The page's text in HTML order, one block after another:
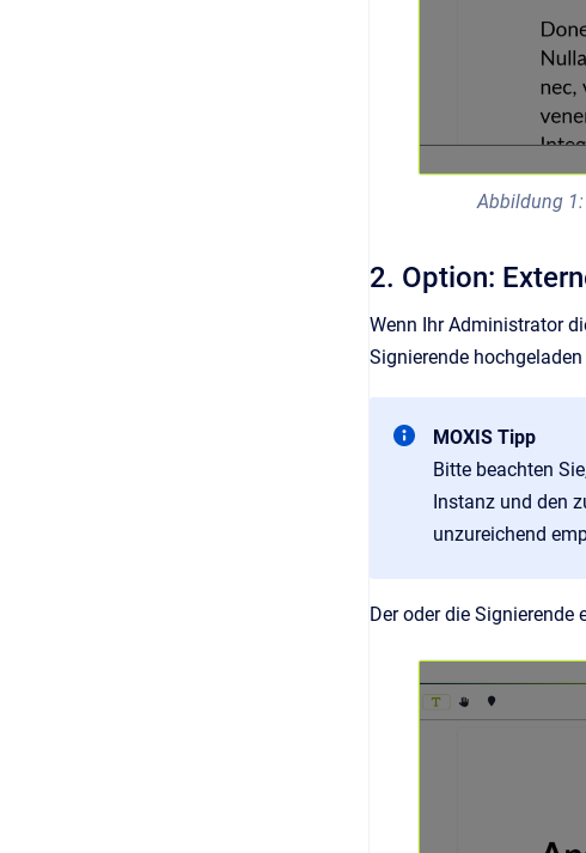
Abbildung
2. Option:
Wenn Ihr Administrator
Signierende
MOXIS Tipp
Bitte beachten
Instanz und den
unzureichend
Der oder die